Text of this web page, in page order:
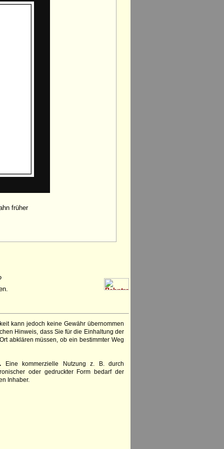
früher
kann jedoch keine Gewähr übernommen
Hinweis, dass Sie für die Einhaltung der
abklären müssen, ob ein bestimmter Weg
Eine kommerzielle Nutzung z. B. durch
oder gedruckter Form bedarf der
Inhaber.